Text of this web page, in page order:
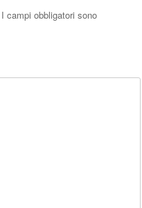
I campi obbligatori sono